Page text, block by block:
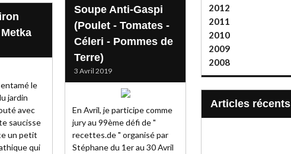
Soupe Anti-Gaspi
(Poulet - Tomates -
Céleri - Pommes de
Terre)
3 Avril 2019
En Avril, je participe comme
jury au 99ème défi de "
recettes.de " organisé par
Stéphane du 1er au 30 Avril
le
jardin
avec
saucisse
un petit
qui
2012
2011
2010
2009
2008
articles récents